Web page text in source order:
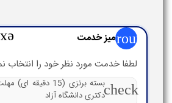
groupمیز خدمت
لطفا خدمت مورد نظر خود را انتخاب
check
بسته برنزی (15
دکتری دانشگاه آزاد